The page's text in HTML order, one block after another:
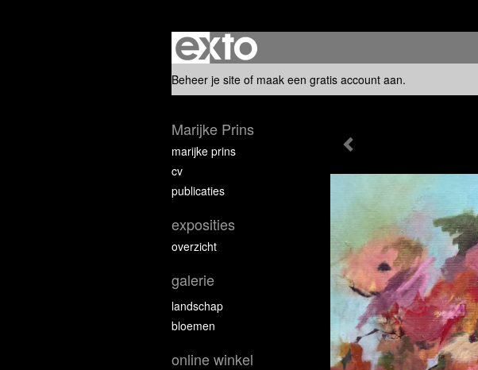
Beheer je site of maak een gratis account aan.
Marijke Prins
marijke prins
cv
publicaties
exposities
overzicht
galerie
landschap
bloemen
online winkel